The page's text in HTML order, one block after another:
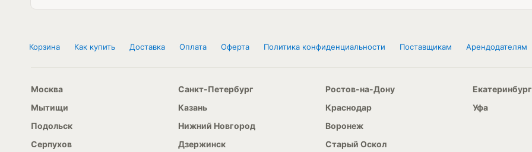
Корзина Как купить Доставка Оплата Оферта Политика конфиденциальности Поставщикам Арендодателям
Москва
Мытищи
Подольск
Серпухов
Санкт-Петербург
Казань
Нижний Новгород
Дзержинск
Ростов-на-Дону
Краснодар
Воронеж
Старый Оскол
Екатеринбург
Уфа